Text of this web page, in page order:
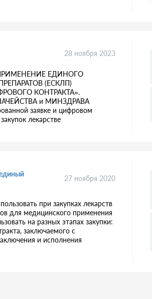
28 ноября 2023
«ПРИМЕНЕНИЕ ЕДИНОГО
(ЕСКЛП)
КОНТРАКТА».
и МИНЗДРАВА
заявке и цифровом
лекарстве
27 ноября 2020
при закупках лекарств
для медицинского применения
на разных этапах закупки:
заключаемого с
и исполнения